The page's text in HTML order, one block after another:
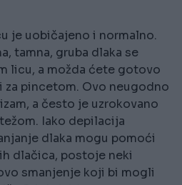
je uobičajeno i normalno.
tamna, gruba dlaka se
licu, a možda ćete gotovo
za pincetom. Ovo neugodno
a često je uzrokovano
Iako depilacija
dlaka mogu pomoći
dlačica, postoje neki
smanjenje koji bi mogli